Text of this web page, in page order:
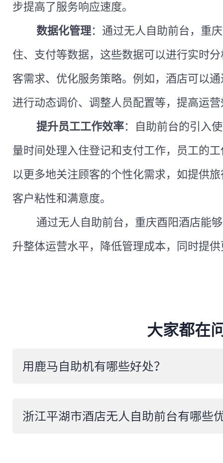
步提高了服务响应速度。
数据化管理：通过无人自助前台，重
住、支付等数据，这些数据可以进行实时
客需求、优化服务策略。例如，酒店可以
进行动态调价、调整人员配置等，提高运
提升员工工作效率：自助前台的引入
量时间处理入住登记和支付工作，员工的
以更多地关注顾客的个性化需求，如提供
客户粘性和满意度。
通过无人自助前台，重庆酉阳酒店能
升整体运营水平，降低管理成本，同时提
大家都在
​用鹿马自助机有哪些好处？
浙江平湖市酒店无人自助前台有哪些